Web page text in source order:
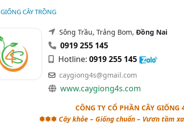
GIỐNG CÂY TRỒNG
Sông Trầu, Trảng Bom, Đồng Nai
0919 255 145
Hotline: 0919 255 145
caygiong4s@gmail.com
www.caygiong4s.com
CÔNG TY CỔ PHẦN CÂY GIỐNG
✽✽✽ Cây khỏe – Giống chuẩn – Vươn tầm